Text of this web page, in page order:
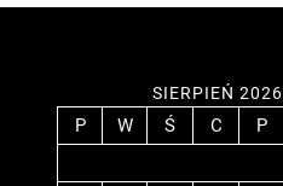
SIERPIEŃ 2026
P W Ś C P